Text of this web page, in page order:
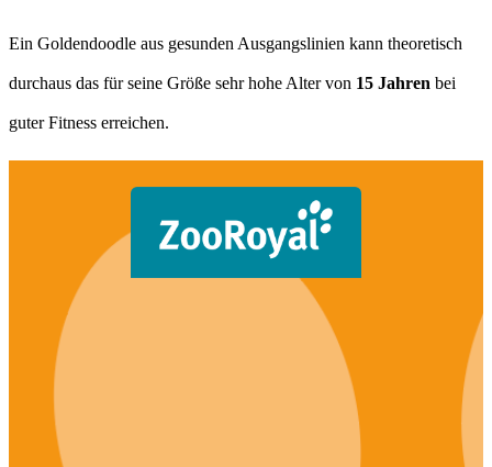
Ein Goldendoodle aus gesunden Ausgangslinien kann theoretisch
durchaus das für seine Größe sehr hohe Alter von 15 Jahren bei
guter Fitness erreichen.